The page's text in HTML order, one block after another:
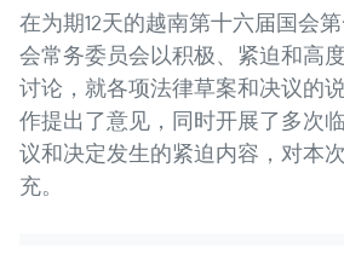
在为期12天的越南第十六届国会
会常务委员会以积极、紧迫和高
讨论，就各项法律草案和决议的
作提出了意见，同时开展了多次
议和决定发生的紧迫内容，对本
充。